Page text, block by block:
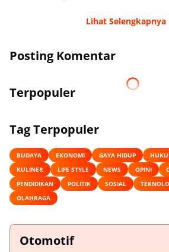
Lihat Selengkapnya
Posting Komentar
Terpopuler
Tag Terpopuler
BUDAYA EKONOMI GAYA HIDUP
KULINER
LIFE STYLE NEWS OPINI
PENDIDIKAN
POLITIK SOSIAL
OLAHRAGA
Otomotif